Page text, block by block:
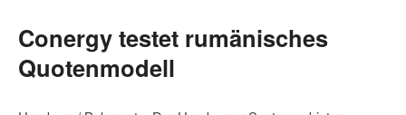
Conergy testet rumänisches
Quotenmodell